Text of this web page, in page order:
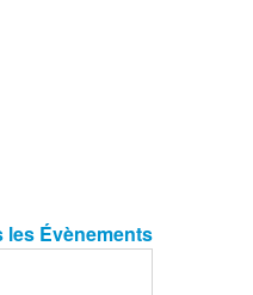
les Évènements